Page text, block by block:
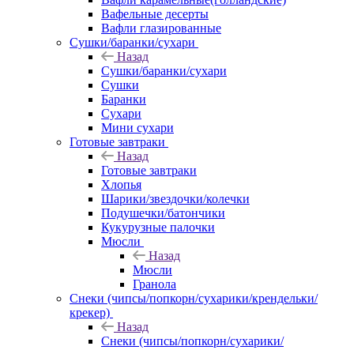
Вафельные десерты
Вафли глазированные
Сушки/баранки/сухари
Назад
Сушки/баранки/сухари
Сушки
Баранки
Сухари
Мини сухари
Готовые завтраки
Назад
Готовые завтраки
Хлопья
Шарики/звездочки/колечки
Подушечки/батончики
Кукурузные палочки
Мюсли
Назад
Мюсли
Гранола
Снеки (чипсы/попкорн/сухарики/крендельки/
крекер)
Назад
Снеки (чипсы/попкорн/сухарики/